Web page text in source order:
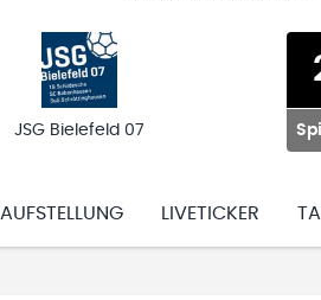
JSG Bielefeld 07
AUFSTELLUNG LIVETICKER